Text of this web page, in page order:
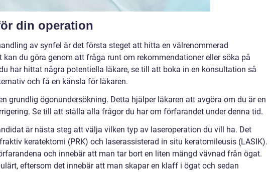
din operation
av synfel är det första steget att hitta en välrenommerad
kan du göra genom att fråga runt om rekommendationer eller söka på
har hittat några potentiella läkare, se till att boka in en konsultation så
och få en känsla för läkaren.
grundlig ögonundersökning. Detta hjälper läkaren att avgöra om du är en
Se till att ställa alla frågor du har om förfarandet under denna tid.
är nästa steg att välja vilken typ av laseroperation du vill ha. Det
keratektomi (PRK) och laserassisterad in situ keratomileusis (LASIK).
och innebär att man tar bort en liten mängd vävnad från ögat.
eftersom det innebär att man skapar en klaff i ögat och sedan